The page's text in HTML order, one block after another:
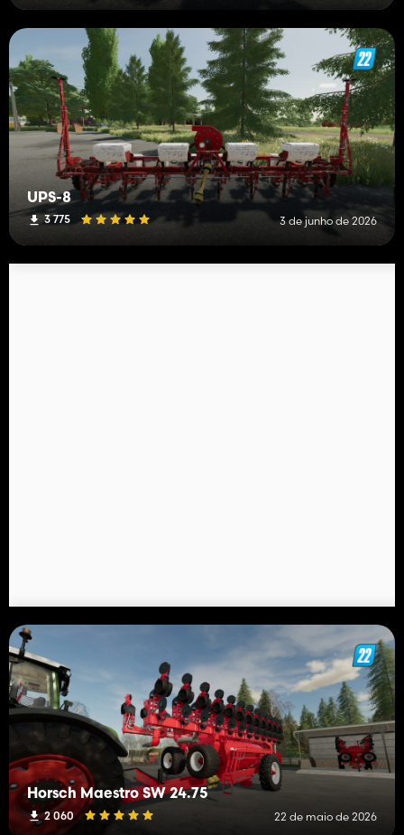
UPS-8
3 775 3 de junho de 2026
Horsch Maestro SW 24.75
2 060 22 de maio de 2026